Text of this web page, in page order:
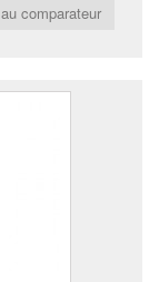
comparateur